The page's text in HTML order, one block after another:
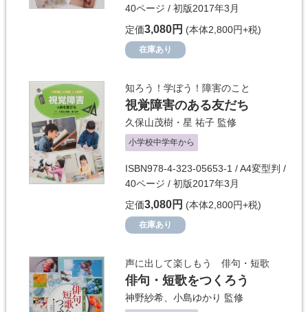
40ページ / 初版2017年3月
定価3,080円 (本体2,800円+税)
在庫あり
知ろう！学ぼう！障害のこと
視覚障害のある友だち
久保山茂樹・星 祐子 監修
小学校中学年から
ISBN978-4-323-05653-1 / A4変型判 /
40ページ / 初版2017年3月
定価3,080円 (本体2,800円+税)
在庫あり
声に出して楽しもう 俳句・短歌
俳句・短歌をつくろう
神野紗希 小島ゆかり 監修